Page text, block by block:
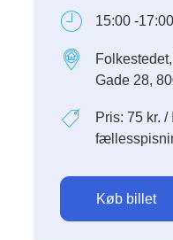
15:00 -17:00
Gade 28,
Pris: 75 kr. /
Køb billet